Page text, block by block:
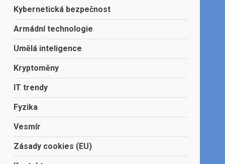
Kybernetická bezpečnost
Armádní technologie
Umělá inteligence
Kryptoměny
IT trendy
Fyzika
Vesmír
Zásady cookies (EU)